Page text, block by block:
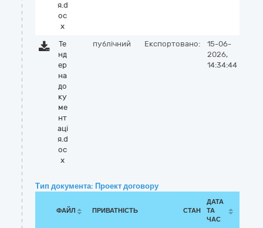
я.d
oc
x
Те
нд
ер
на
до
ку
ме
нт
аці
я.d
oc
x
публічний Експортовано:
15-06-
2026,
14:34:44
Тип документа: Проект договору
ФАЙЛ ПРИВАТНІСТЬ СТАН
ДАТА
ТА
ЧАС